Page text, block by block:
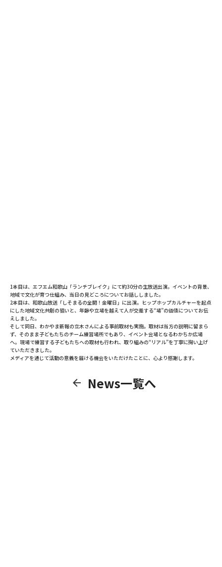
1本目は、 エフエム和歌山「ランチブレイク」 にて約30分の生放送出演。イベントの背景、
地域で文化が育つ仕組み、当日の見どころについてお話ししました。
2本目は、 和歌山放送「しそまるの全開！金曜日」 に出演。ヒップホップカルチャーを起点
にした地域文化共創の狙いと、年齢や立場を越えて人が交差する“場”の価値についてお伝
えしました。
そして同日、わかやま新報の立木さんによる事前取材も実施。取材は当方の説明に留まら
ず、そのまま子どもたちのチーム練習場所でもあり、イベント会場となるわかちか広場
へ。現場で練習する子どもたちへの取材も行われ、取り組みの“リアル”を丁寧に掬い上げ
ていただきました。
メディアを通じて活動の意義を届ける機会をいただけたことに、心より感謝します。
arrow_back News一覧へ